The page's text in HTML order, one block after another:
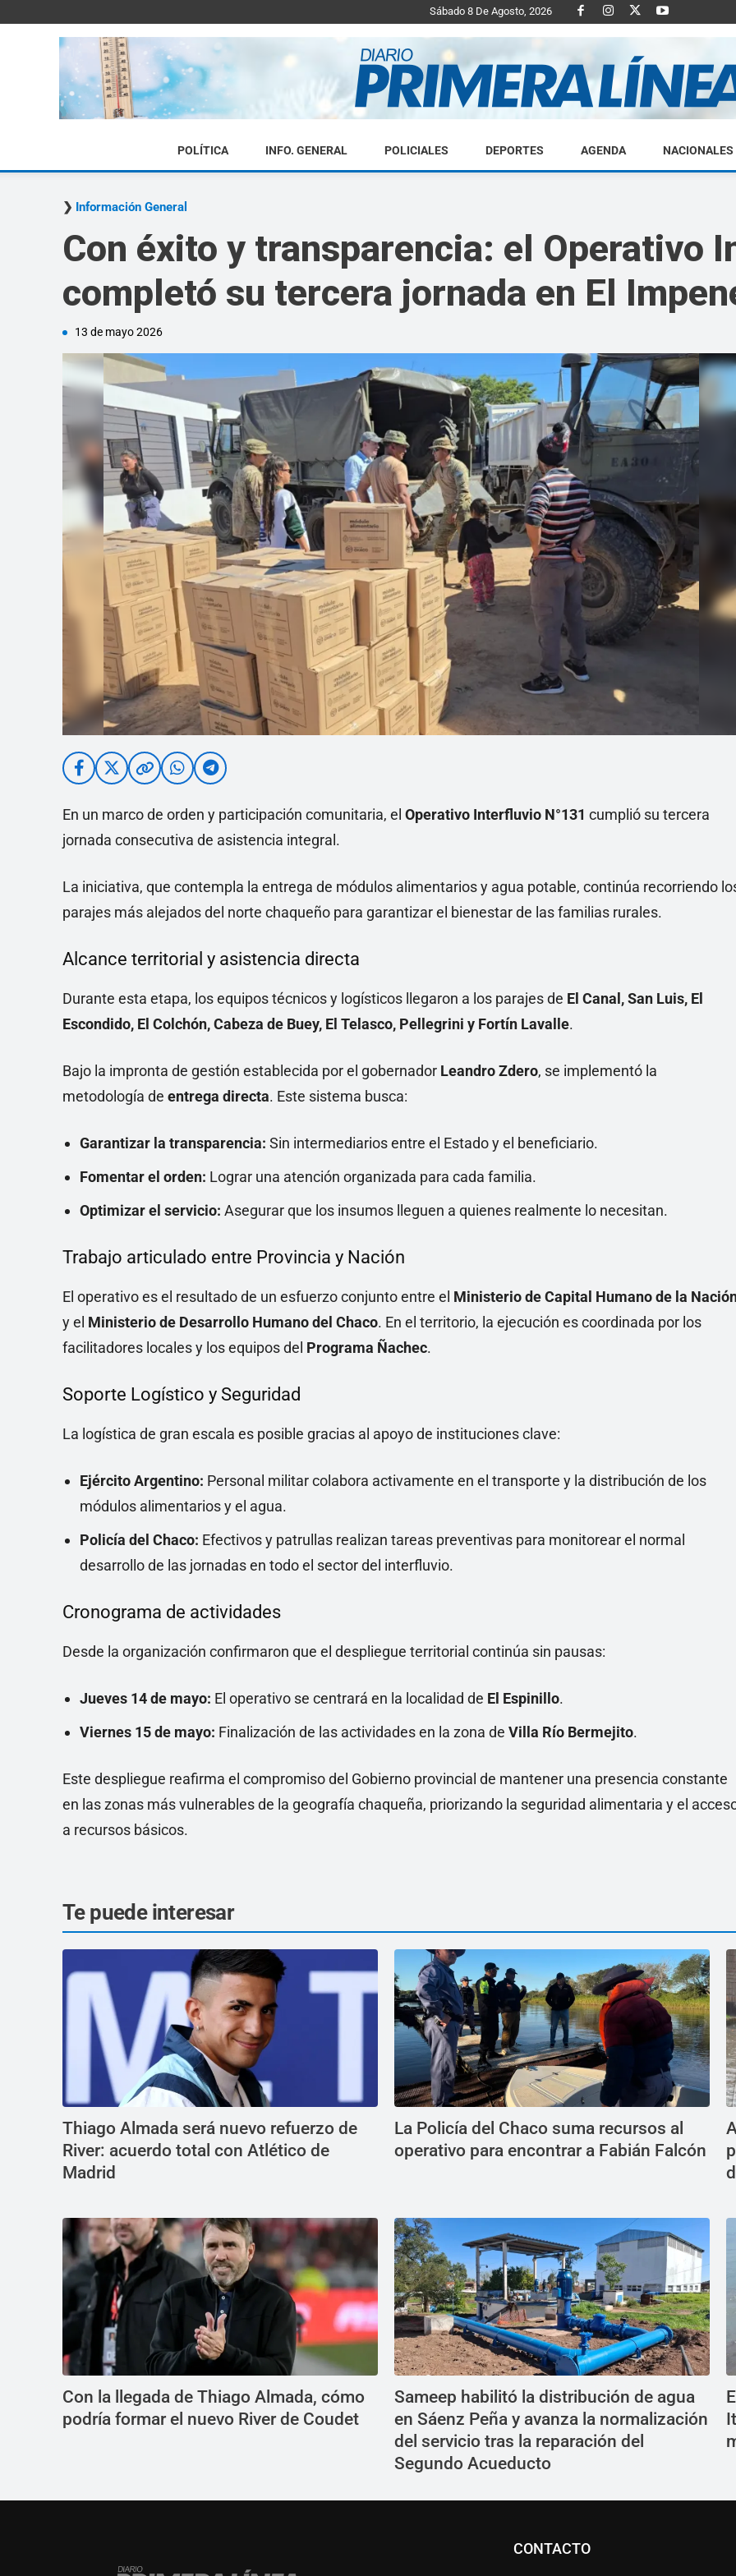
Sábado 8 De Agosto, 2026
Diario
Primera
Linea
POLÍTICA INFO. GENERAL POLICIALES DEPORTES AGENDA NACIONALES
Información General
Con éxito y transparencia: el Operativo
completó su tercera jornada en El
13 de mayo 2026
En un marco de orden y participación comunitaria, el Operativo Interfluvio N°131 cumplió su tercera
jornada consecutiva de asistencia integral.
La iniciativa, que contempla la entrega de módulos alimentarios y agua potable, continúa recorriendo
parajes más alejados del norte chaqueño para garantizar el bienestar de las familias rurales.
Alcance territorial y asistencia directa
Durante esta etapa, los equipos técnicos y logísticos llegaron a los parajes de El Canal, San Luis, El
Escondido, El Colchón, Cabeza de Buey, El Telasco, Pellegrini y Fortín Lavalle.
Bajo la impronta de gestión establecida por el gobernador Leandro Zdero, se implementó la
metodología de entrega directa. Este sistema busca:
Garantizar la transparencia: Sin intermediarios entre el Estado y el beneficiario.
Fomentar el orden: Lograr una atención organizada para cada familia.
Optimizar el servicio: Asegurar que los insumos lleguen a quienes realmente lo necesitan.
Trabajo articulado entre Provincia y Nación
El operativo es el resultado de un esfuerzo conjunto entre el Ministerio de Capital Humano de la
y el Ministerio de Desarrollo Humano del Chaco. En el territorio, la ejecución es coordinada por los
facilitadores locales y los equipos del Programa Ñachec.
Soporte Logístico y Seguridad
La logística de gran escala es posible gracias al apoyo de instituciones clave:
Ejército Argentino: Personal militar colabora activamente en el transporte y la distribución de los
módulos alimentarios y el agua.
Policía del Chaco: Efectivos y patrullas realizan tareas preventivas para monitorear el normal
desarrollo de las jornadas en todo el sector del interfluvio.
Cronograma de actividades
Desde la organización confirmaron que el despliegue territorial continúa sin pausas:
Jueves 14 de mayo: El operativo se centrará en la localidad de El Espinillo.
Viernes 15 de mayo: Finalización de las actividades en la zona de Villa Río Bermejito.
Este despliegue reafirma el compromiso del Gobierno provincial de mantener una presencia constante
en las zonas más vulnerables de la geografía chaqueña, priorizando la seguridad alimentaria y el
a recursos básicos.
Te puede interesar
Thiago Almada será nuevo refuerzo de
River: acuerdo total con Atlético de
Madrid
La Policía del Chaco suma recursos al
operativo para encontrar a Fabián Falcón
Con la llegada de Thiago Almada, cómo
podría formar el nuevo River de Coudet
Sameep habilitó la distribución de agua
en Sáenz Peña y avanza la normalización
del servicio tras la reparación del
Segundo Acueducto
CONTACTO